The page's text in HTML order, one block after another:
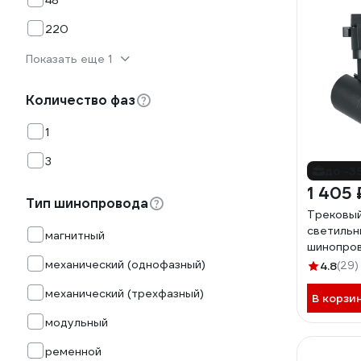
220
Показать еще 1
Количество фаз
1
3
Тип шинопровода
магнитный
механический (однофазный)
механический (трехфазный)
модульный
ременной
1 405
4000К
4.8(29)
В